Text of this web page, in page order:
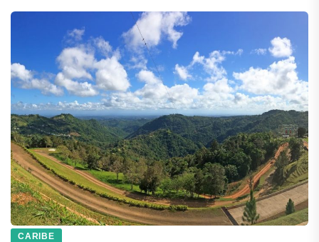
CARIBE